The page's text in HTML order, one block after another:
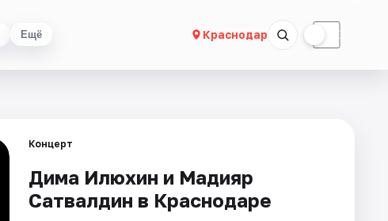
Ещё Краснодар ☾
Концерт
Дима Илюхин и Мадияр
Сатвалдин в Краснодаре